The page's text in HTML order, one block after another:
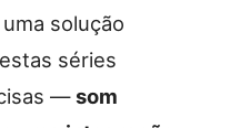
solução
séries
—som